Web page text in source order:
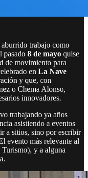
aburrido trabajo como
pasado 8 de mayo quise
de movimiento para
en La Nave
y que, con
o Chema Alonso,
innovadores.
trabajando ya años
asistiendo a eventos
a sitios, sino por escribir
evento más relevante al
y a alguna